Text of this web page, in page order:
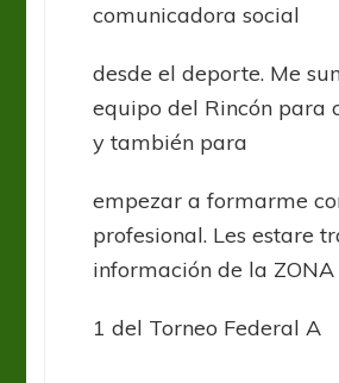
comunicadora social
desde el deporte. Me
equipo del Rincón para
y también para
empezar a formarme
profesional. Les estare
información de la ZONA
1 del Torneo Federal A